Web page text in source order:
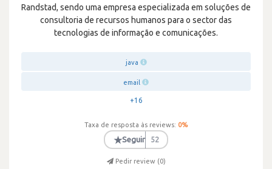
Randstad, sendo uma empresa especializada em soluções de
consultoria de recursos humanos para o sector das
tecnologias de informação e comunicações.
java
email
+16
Taxa de resposta às reviews: 0%
★Seguir 52
Pedir review (0)